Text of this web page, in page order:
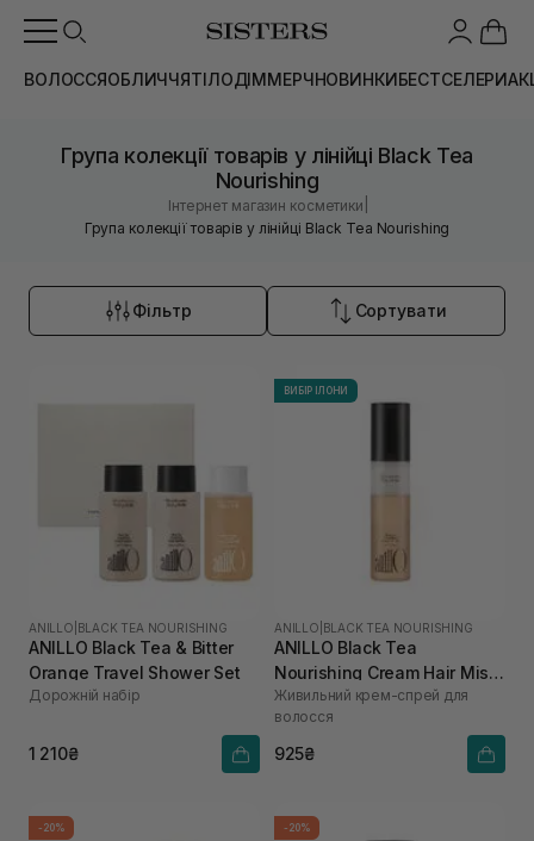
ВОЛОССЯОБЛИЧЧЯТІЛОДІММЕРЧНОВИНКИБЕСТСЕЛЕРИ
Група колекції товарів у лінійці Black Tea
Nourishing
Інтернет магазин косметики
Група колекції товарів у лінійці Black Tea Nourishing
Фільтр Сортувати
ANILLO BLACK TEA NOURISHING
ANILLO Black Tea & Bitter
Orange Travel Shower Set
Дорожній набір
1 210₴
ВИБІР ІЛОНИ
ANILLO BLACK TEA NOURISHING
ANILLO Black Tea
Nourishing Cream Hair Mist
для зволоження та
розгладження волосся 70
мл
Живильний крем-спрей для
волосся
925₴
-20% -20%